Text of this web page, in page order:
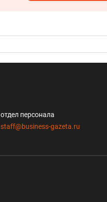
отдел персонала
staff@business-gazeta.ru